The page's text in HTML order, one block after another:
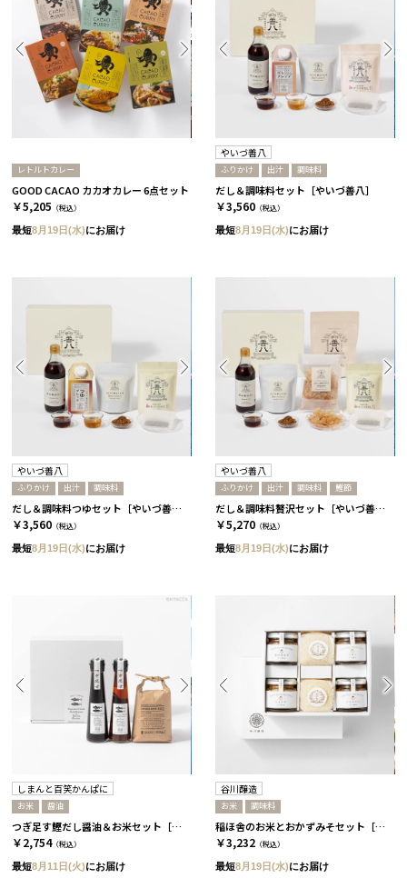
レトルトカレー
GOOD CACAO カカオカレー 6点セット
￥5,205 （税込）
最短8月19日(水)にお届け
やいづ善八
ふりかけ 出汁 調味料
だし＆調味料セット［やいづ善八］
￥3,560 （税込）
最短8月19日(水)にお届け
やいづ善八
ふりかけ 出汁 調味料
だし＆調味料つゆセット［やいづ善八］
￥3,560 （税込）
最短8月19日(水)にお届け
やいづ善八
ふりかけ 出汁 調味料 鰹節
だし＆調味料贅沢セット［やいづ善八］
￥5,270 （税込）
最短8月19日(水)にお届け
しまんと百笑かんぱに
お米 醤油
つぎ足す鰹だし醤油＆お米セット［しまんと百笑かんぱに］
￥2,754（税込）
最短8月11日(火)にお届け
谷川醸造
お米 調味料
稲ほ舎のお米とおかずみそセット［谷川醸造］
￥3,232 （税込）
最短8月19日(水)にお届け